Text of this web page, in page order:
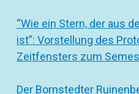
“Wie ein Stern, der aus
ist”: Vorstellung des
Zeitfensters zum
Der Bornstedter